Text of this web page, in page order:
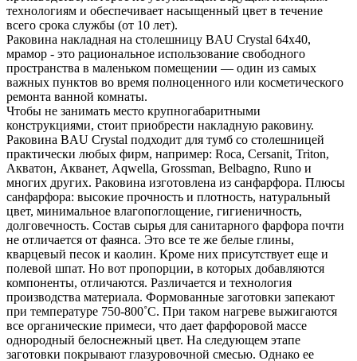
технологиям и обеспечивает насыщенный цвет в течение
всего срока службы (от 10 лет).
Раковина накладная на столешницу BAU Crystal 64х40,
мрамор - это рациональное использование свободного
пространства в маленьком помещении — один из самых
важных пунктов во время полноценного или косметического
ремонта ванной комнаты.
Чтобы не занимать место крупногабаритными
конструкциями, стоит приобрести накладную раковину.
Раковина BAU Crystal подходит для тумб со столешницей
практически любых фирм, например: Roca, Cersanit, Triton,
Акватон, Акванет, Aqwella, Grossman, Belbagno, Runo и
многих других. Раковина изготовлена из санфарфора. Плюсы
санфарфора: высокие прочность и плотность, натуральный
цвет, минимальное влагопоглощение, гигиеничность,
долговечность. Состав сырья для санитарного фарфора почти
не отличается от фаянса. Это все те же белые глины,
кварцевый песок и каолин. Кроме них присутствует еще и
полевой шпат. Но вот пропорции, в которых добавляются
компоненты, отличаются. Различается и технология
производства материала. Формованные заготовки запекают
при температуре 750-800˚С. При таком нагреве выжигаются
все органические примеси, что дает фарфоровой массе
однородный белоснежный цвет. На следующем этапе
заготовки покрывают глазуровочной смесью. Однако ее